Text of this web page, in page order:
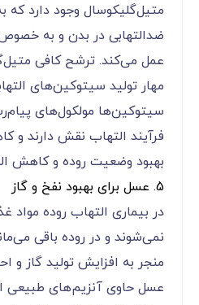
متیل‌گلیکوسال وجود دارد که
ضدالتهابی در بدن و به
عمل می‌کند. ترشح کافی
مهار تولید سیتوکین‌های
سیتوکین‌ها مولکول‌های
فرآیند التهاب نقش دارند و
بهبود وضعیت روده و کاهش
5. عسل برای بهبود نفخ و گاز
در بیماری التهاب روده مواد
نمی‌شوند و در روده باقی
منجر به افزایش تولید گاز
عسل حاوی آنزیم‌های طبیعی